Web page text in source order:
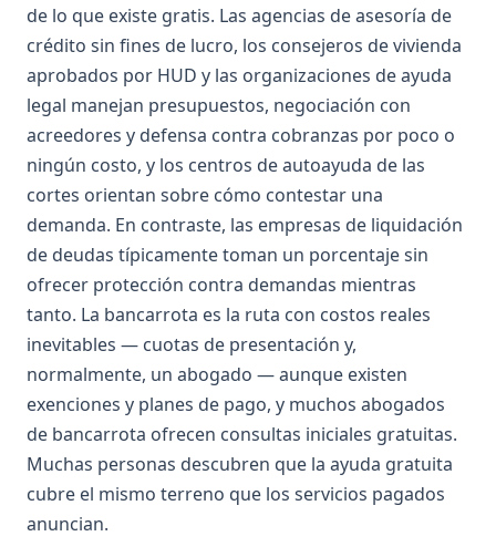
de lo que existe gratis. Las agencias de asesoría de
crédito sin fines de lucro, los consejeros de vivienda
aprobados por HUD y las organizaciones de ayuda
legal manejan presupuestos, negociación con
acreedores y defensa contra cobranzas por poco o
ningún costo, y los centros de autoayuda de las
cortes orientan sobre cómo contestar una
demanda. En contraste, las empresas de liquidación
de deudas típicamente toman un porcentaje sin
ofrecer protección contra demandas mientras
tanto. La bancarrota es la ruta con costos reales
inevitables — cuotas de presentación y,
normalmente, un abogado — aunque existen
exenciones y planes de pago, y muchos abogados
de bancarrota ofrecen consultas iniciales gratuitas.
Muchas personas descubren que la ayuda gratuita
cubre el mismo terreno que los servicios pagados
anuncian.